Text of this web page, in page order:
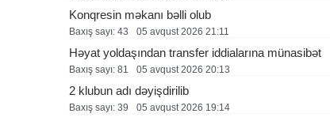
Konqresin məkanı bəlli olub
Baxış sayı: 43 05 avqust 2026 21:11
Həyat yoldaşından transfer iddialarına münasibət
Baxış sayı: 81 05 avqust 2026 20:13
2 klubun adı dəyişdirilib
Baxış sayı: 39 05 avqust 2026 19:14